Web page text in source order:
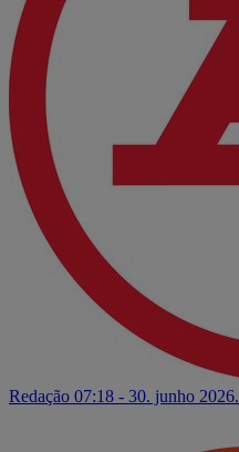
Redação 07:18 - 30. junho 2026.